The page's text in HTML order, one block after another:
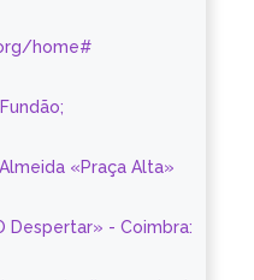
home#
«Praça Alta»
Despertar» - Coimbra: